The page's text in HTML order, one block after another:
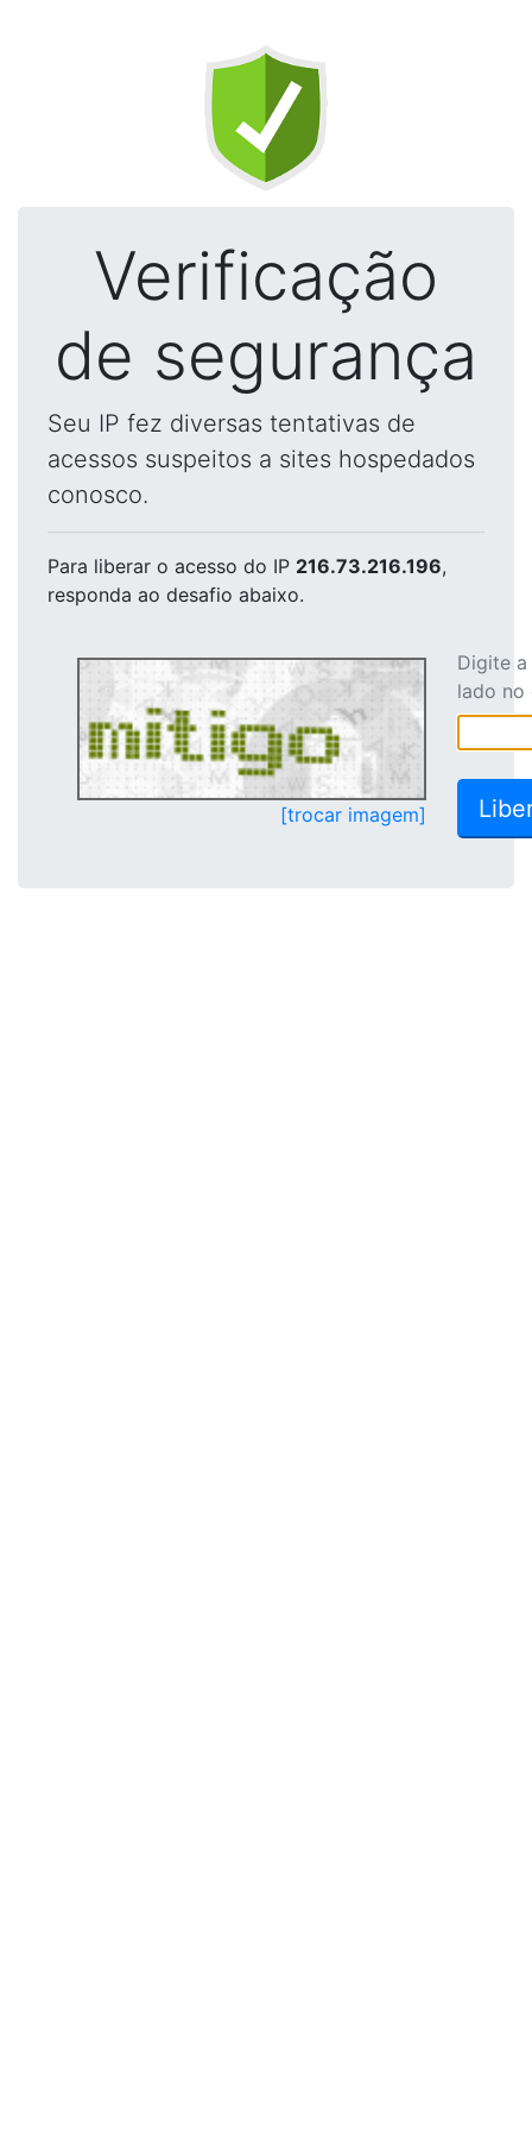
Verificação
de segurança
Seu IP fez diversas tentativas de
acessos suspeitos a sites hospedados
conosco.
Para liberar o acesso do IP 216.73.216.196,
responda ao desafio abaixo.
[trocar imagem]
Digite
lado no